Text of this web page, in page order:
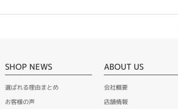
SHOP NEWS
選ばれる理由まとめ
お客様の声
ABOUT US
会社概要
店舗情報